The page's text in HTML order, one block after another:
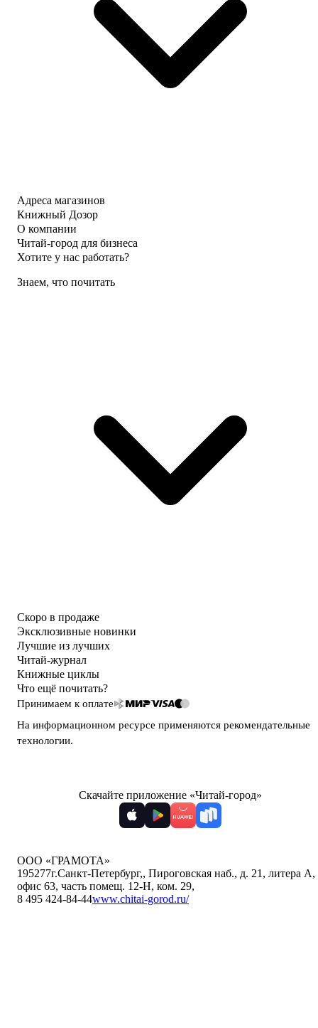
Адреса магазинов
Книжный Дозор
О компании
Читай-город для бизнеса
Хотите у нас работать?
Знаем, что почитать
Скоро в продаже
Эксклюзивные новинки
Лучшие из лучших
Читай-журнал
Книжные циклы
Что ещё почитать?
Принимаем к оплате
На информационном ресурсе применяются рекомендательные
технологии.
Скачайте приложение «Читай-город»
ООО «ГРАМОТА»
195277г.Санкт-Петербург,, Пироговская наб., д. 21, литера А,
офис 63, часть помещ. 12-Н, ком. 29,
8 495 424-84-44www.chitai-gorod.ru/